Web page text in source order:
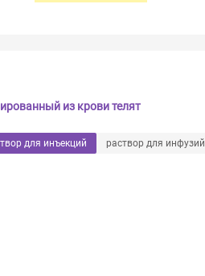
из крови телят
для инъекций раствор для инфузий